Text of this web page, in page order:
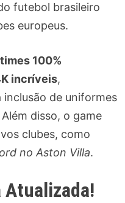
futebol brasileiro
europeus.
times 100%
incríveis,
de uniformes
Além disso, o game
clubes, como
no Aston Villa.
Atualizada!